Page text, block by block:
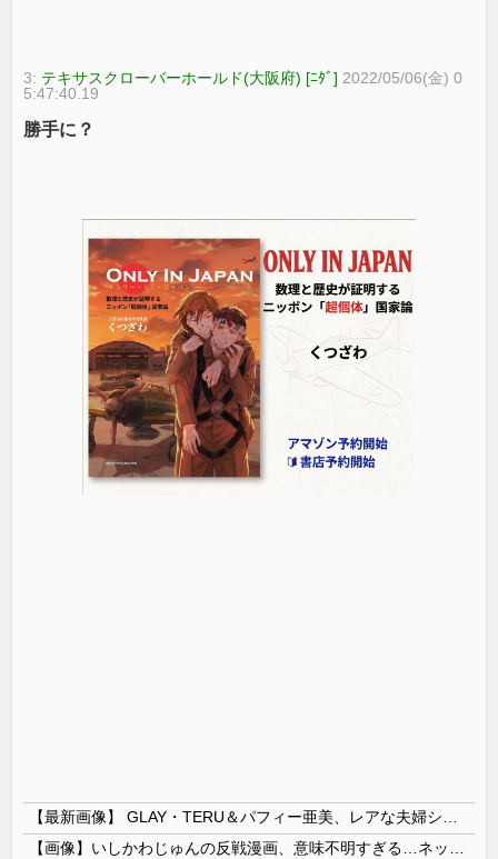
3: テキサスクローバーホールド(大阪府) [ﾆﾀﾞ] 2022/05/06(金) 0
5:47:40.19
勝手に？
【最新画像】 GLAY・TERU＆パフィー亜美、レアな夫婦ショットを公開してしまう！
【画像】いしかわじゅんの反戦漫画、意味不明すぎる…ネット「量産型左翼の最底辺みたいなテンプレ左翼カルト陰謀妄想漫画しか描けなくなってる」